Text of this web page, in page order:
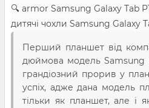
🔍 armor Samsung Galaxy
дитячі чохли Samsung Galaxy
Перший планшет від
дюймова модель Samsung
грандіозний прорив у
успіх, адже дана модель
тільки як планшет, але і